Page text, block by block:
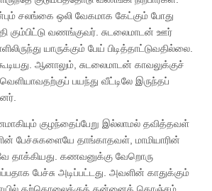
சலங்கை ஒலி வேகமாக கேட்கும் போது
கும்பிட்டு வணங்குவர். சுடலைமாடன் ஊர்
யாருக்கும் பேய் பிடித்தாட்டுவதில்லை.
ஆனாலும், சுடலைமாடன் காவலுக்குச்
பயந்து வீட்டிலே இருந்தப்
குழந்தைப்பேறு இல்லாமல் தவித்தவள்
பேச்சுகளையே தாங்காதவள், மாமியாரின்
தாக்கியது. கணவனுக்கு வேறொரு
பேச்சு அடிப்பட்டது. அவளின் காதுக்கும்